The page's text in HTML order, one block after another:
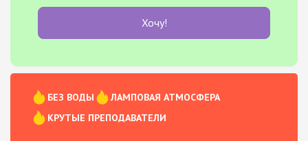
Хочу!
БЕЗ ВОДЫ
ЛАМПОВАЯ АТМОСФЕРА
КРУТЫЕ ПРЕПОДАВАТЕЛИ